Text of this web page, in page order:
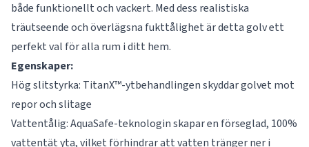
både funktionellt och vackert. Med dess realistiska
träutseende och överlägsna fukttålighet är detta golv ett
perfekt val för alla rum i ditt hem.
Egenskaper:
Hög slitstyrka: TitanX™-ytbehandlingen skyddar golvet mot
repor och slitage
Vattentålig: AquaSafe-teknologin skapar en förseglad, 100%
vattentät yta, vilket förhindrar att vatten tränger ner i